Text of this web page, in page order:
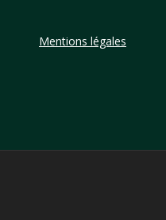
Mentions légales